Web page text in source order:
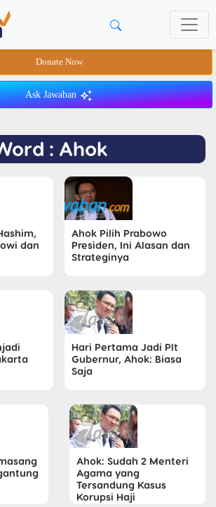
Donate Now
Ask Jawaban
: Ahok
dan
Ahok Pilih Prabowo
Presiden, Ini Alasan dan
Strateginya
Hari Pertama Jadi Plt
Gubernur, Ahok: Biasa
Saja
Ahok: Sudah 2 Menteri
Agama yang
Tersandung Kasus
Korupsi Haji